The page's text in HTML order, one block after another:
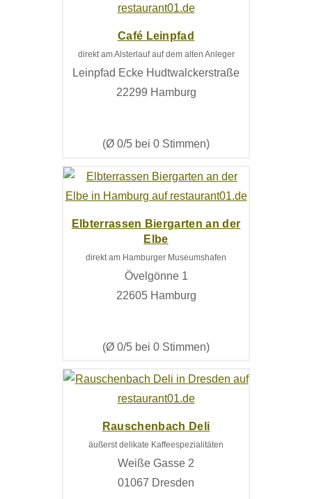
Café Leinpfad
direkt am Alsterlauf auf dem alten Anleger
Leinpfad Ecke Hudtwalckerstraße
22299 Hamburg
(Ø 0/5 bei 0 Stimmen)
Elbterrassen Biergarten an der
Elbe
direkt am Hamburger Museumshafen
Övelgönne 1
22605 Hamburg
(Ø 0/5 bei 0 Stimmen)
Rauschenbach Deli
äußerst delikate Kaffeespezialitäten
Weiße Gasse 2
01067 Dresden